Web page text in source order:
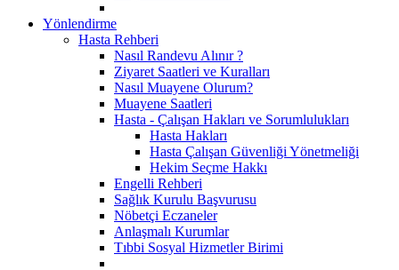
Yönlendirme
Hasta Rehberi
Nasıl Randevu Alınır ?
Ziyaret Saatleri ve Kuralları
Nasıl Muayene Olurum?
Muayene Saatleri
Hasta - Çalışan Hakları ve Sorumlulukları
Hasta Hakları
Hasta Çalışan Güvenliği Yönetmeliği
Hekim Seçme Hakkı
Engelli Rehberi
Sağlık Kurulu Başvurusu
Nöbetçi Eczaneler
Anlaşmalı Kurumlar
Tıbbi Sosyal Hizmetler Birimi